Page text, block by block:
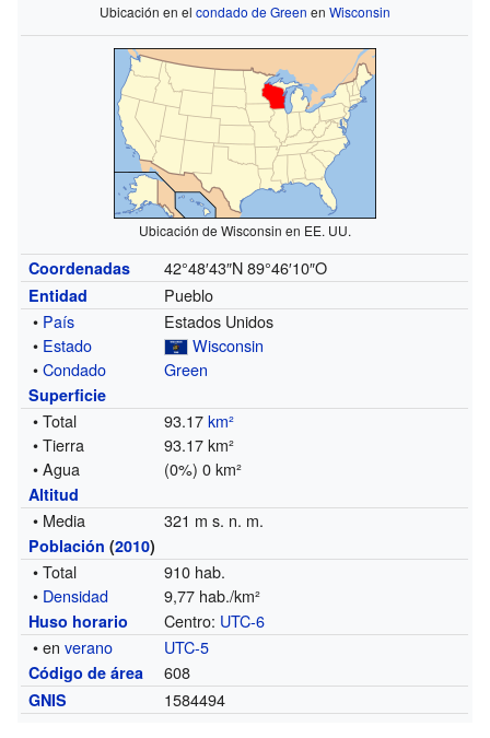
Ubicación en el condado de Green en Wisconsin
Ubicación de Wisconsin en EE. UU.
Coordenadas 42°48′43″N 89°46′10″O
Entidad
Pueblo
• País
Estados Unidos
• Estado
Wisconsin
•Condado Green
Superficie
• Total 93.17km²
• Tierra
93.17 km²
• Agua
(0%) 0 km²
Altitud
• Media 321 m s. n. m.
Población (2010)
• Total
910 hab.
• Densidad 9,77 hab./km²
Huso horario Centro: UTC-6
• enverano UTC-5
Código de área 608
GNIS 1584494